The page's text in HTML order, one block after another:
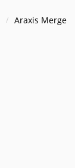
Araxis Merge